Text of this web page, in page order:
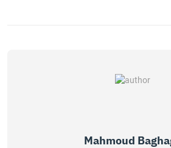
Mahmoud